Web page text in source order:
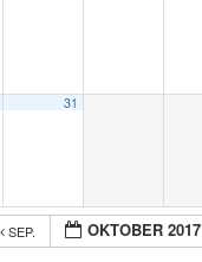
31
SEP. OKTOBER 2017